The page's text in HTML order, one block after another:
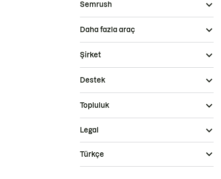
Semrush
Daha fazla araç
Şirket
Destek
Topluluk
Legal
Türkçe